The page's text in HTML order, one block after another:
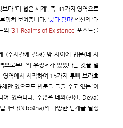
다 ‘더 넓은 세계’, 즉 31가지 영역으로
명히 보여줍니다. ‘붓다 담마’ 섹션의 ‘대
와 ‘31 Realms of Existence’ 포스트를
(수시간에 걸쳐) 밤 사이에 법문(데-사
으로부터의 유정체가 있었다는 것을 말
역에서 시작하여 15가지 루삐 브라흐
만 있으므로 법문을 들을 수도 없는 ‘아
어 있습니다. 수많은 데와(천신, Deva)
바-나(Nibbāna)의 다양한 단계를 달성